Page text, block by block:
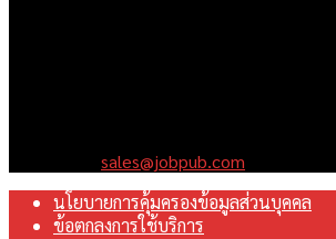
sales@jobpub.com
นโยบายการคุ้มครองข้อมูลส่วนบุคคล
ข้อตกลงการใช้บริการ